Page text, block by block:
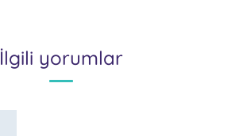
İlgili yorumlar